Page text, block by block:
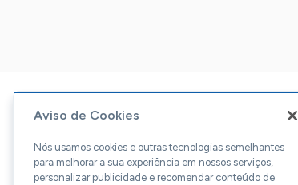
Aviso de Cookies
Nós usamos cookies e outras tecnologias semelhantes
para melhorar a sua experiência em nossos serviços,
personalizar publicidade e recomendar conteúdo de